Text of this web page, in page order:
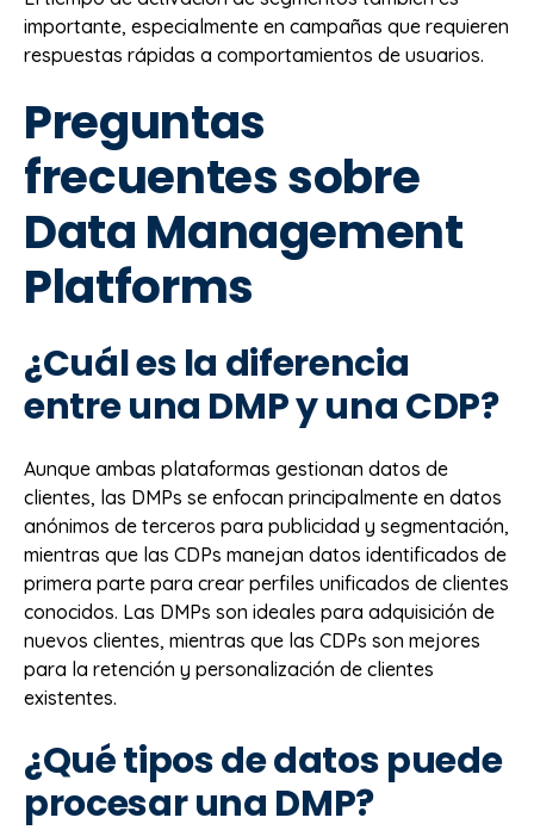
importante, especialmente en campañas que requieren
respuestas rápidas a comportamientos de usuarios.
Preguntas
frecuentes sobre
Data Management
Platforms
¿Cuál es la diferencia
entre una DMP y una CDP?
Aunque ambas plataformas gestionan datos de
clientes, las DMPs se enfocan principalmente en datos
anónimos de terceros para publicidad y segmentación,
mientras que las CDPs manejan datos identificados de
primera parte para crear perfiles unificados de clientes
conocidos. Las DMPs son ideales para adquisición de
nuevos clientes, mientras que las CDPs son mejores
para la retención y personalización de clientes
existentes.
¿Qué tipos de datos puede
procesar una DMP?